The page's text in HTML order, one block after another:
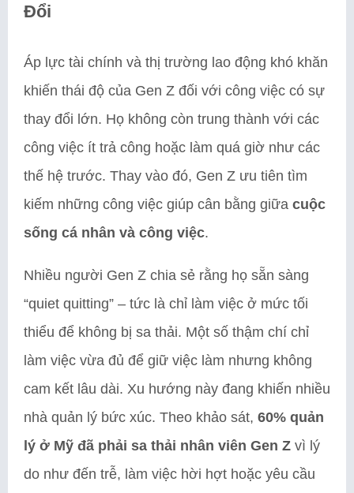
Đổi
Áp lực tài chính và thị trường lao động khó khăn
khiến thái độ của Gen Z đối với công việc có sự
thay đổi lớn. Họ không còn trung thành với các
công việc ít trả công hoặc làm quá giờ như các
thế hệ trước. Thay vào đó, Gen Z ưu tiên tìm
kiếm những công việc giúp cân bằng giữa cuộc
sống cá nhân và công việc.
Nhiều người Gen Z chia sẻ rằng họ sẵn sàng
“quiet quitting” – tức là chỉ làm việc ở mức tối
thiểu để không bị sa thải. Một số thậm chí chỉ
làm việc vừa đủ để giữ việc làm nhưng không
cam kết lâu dài. Xu hướng này đang khiến nhiều
nhà quản lý bức xúc. Theo khảo sát, 60% quản
lý ở Mỹ đã phải sa thải nhân viên Gen Z vì lý
do như đến trễ, làm việc hời hợt hoặc yêu cầu